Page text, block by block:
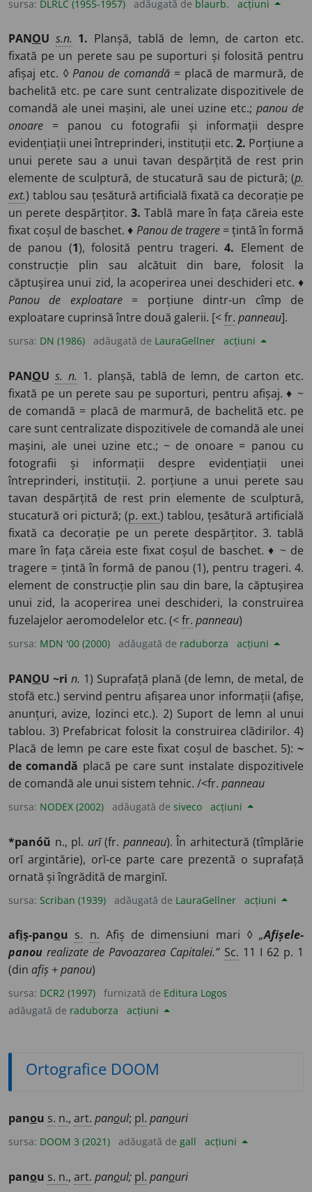
◊Panou de tragere(sau de tir)= pînză întinsă pe un cadru
de lemn, pe care sînt trasate cercuri concentrice,
servind ca țintă la exercițiile de tragere.4.Piesă de
lemn, de metal, de piatră etc. care are grosimea mică în
raport cu celelalte dimensiuni, folosită la căptușirea
unor elemente de construcție, la susținerea unor
aparate, a unor inscripții etc. ♦ Element de construcție
în formă de perete relativ subțire și care este asamblat
de obicei cu alte elemente asemănătoare, pentru a
forma o piesă, un dispozitiv, o construcție sau un
sistem tehnic.
sursa: DLRLC (1955-1957) adăugată de blaurb. acțiuni
PANOU s.n. 1. Planșă, tablă de lemn, de carton etc.
fixată pe un perete sau pe suporturi și folosită pentru
afișaj etc. ◊Panou de comandă = placă de marmură, de
bachelită etc. pe care sunt centralizate dispozitivele de
comandă ale unei mașini, ale unei uzine etc.; panou de
onoare = panou cu fotografii și informații despre
evidențiații unei întreprinderi, instituții etc. 2. Porțiune a
unui perete sau a unui tavan despărțită de rest prin
elemente de sculptură, de stucatură sau de pictură; (p.
ext.) tablou sau țesătură artificială fixată ca decorație pe
un perete despărțitor. 3. Tablă mare în fața căreia este
fixat coșul de baschet. ♦ Panou de tragere= țintă în formă
de panou (1), folosită pentru trageri.4. Element de
construcție plin sau alcătuit din bare, folosit la
căptușirea unui zid, la acoperirea unei deschideri etc. ♦
Panou de exploatare= porțiune dintr-un cîmp de
exploatare cuprinsă între două galerii. [<fr. panneau].
sursa: DN (1986) adăugată de LauraGellner acțiuni
PANOU s. n. 1. planșă, tablă de lemn, de carton etc.
fixată pe un perete sau pe suporturi, pentru afișaj. ♦ ~
de comandă = placă de marmură, de bachelită etc. pe
care sunt centralizate dispozitivele de comandă ale unei
mașini, ale unei uzine etc.; ~ de onoare = panou cu
fotografii și informații despre evidențiații unei
întreprinderi, instituții. 2. porțiune a unui perete sau
tavan despărțită de rest prin elemente de sculptură,
stucatură ori pictură; (p. ext.) tablou, țesătură artificială
fixată ca decorație pe un perete despărțitor. 3. tablă
mare în fața căreia este fixat coșul de baschet. ♦ ~ de
tragere = țintă în formă de panou (1), pentru trageri. 4.
element de construcție plin sau din bare, la căptușirea
unui zid, la acoperirea unei deschideri, la construirea
fuzelajelor aeromodelelor etc. (<fr. panneau)
sursa: MDN '00 (2000) adăugată de raduborza acțiuni
PANOU ~ri n. 1) Suprafață plană (de lemn, de metal, de
stofă etc.) servind pentru afișarea unor informații (afișe,
anunțuri, avize, lozinci etc.). 2) Suport de lemn al unui
tablou. 3) Prefabricat folosit la construirea clădirilor. 4)
Placă de lemn pe care este fixat coșul de baschet. 5): ~
de comandă placă pe care sunt instalate dispozitivele
de comandă ale unui sistem tehnic. /<fr. panneau
sursa: NODEX (2002) adăugată de siveco acțiuni
*panóŭ n., pl. urĭ(fr. panneau). În arhitectură (tîmplărie
orĭ argintărie), orĭ-ce parte care prezentă o suprafață
ornată și îngrădită de marginĭ.
sursa: Scriban (1939) adăugată de LauraGellner acțiuni
afiș-panou s. n. Afiș de dimensiuni mari ◊ „Afișele-
panou realizate de Pavoazarea Capitalei.” Sc. 11 I 62 p. 1
(din afiș + panou)
sursa: DCR2 (1997) furnizată de Editura Logos
adăugată de raduborza acțiuni
Ortografice DOOM
panou s. n., art. panoul; pl. panouri
sursa: DOOM 3 (2021) adăugată de gall acțiuni
panou s. n., art. panoul; pl. panouri